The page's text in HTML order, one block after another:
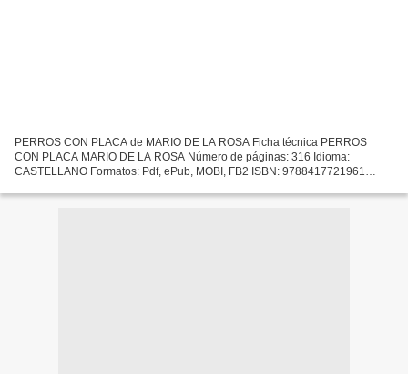
PERROS CON PLACA de MARIO DE LA ROSA Ficha técnica PERROS
CON PLACA MARIO DE LA ROSA Número de páginas: 316 Idioma:
CASTELLANO Formatos: Pdf, ePub, MOBI, FB2 ISBN: 9788417721961
Libros...